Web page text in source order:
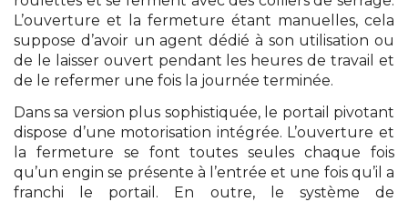
L’ouverture et la fermeture étant manuelles, cela
suppose d’avoir un agent dédié à son utilisation ou
de le laisser ouvert pendant les heures de travail et
de le refermer une fois la journée terminée.
Dans sa version plus sophistiquée, le portail pivotant
dispose d’une motorisation intégrée. L’ouverture et
la fermeture se font toutes seules chaque fois
qu’un engin se présente à l’entrée et une fois qu’il a
franchi le portail. En outre, le système de